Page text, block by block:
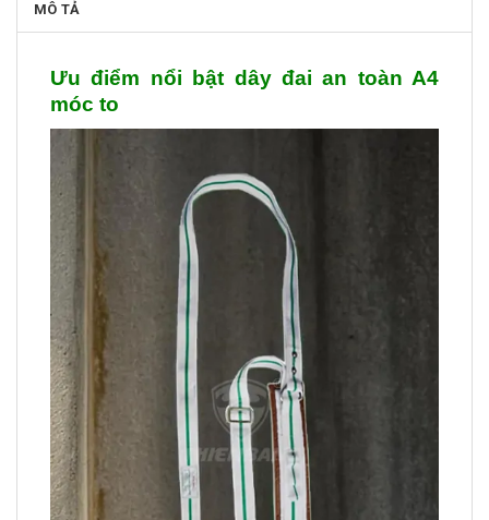
MÔ TẢ
Ưu điểm nổi bật dây đai an toàn A4
móc to